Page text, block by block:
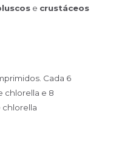
e crustáceos
Cada 6
chlorella e 8
chlorella